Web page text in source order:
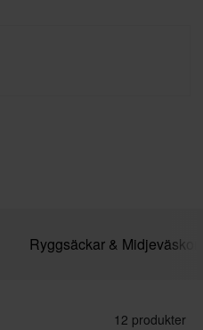
Ryggsäckar & Midjeväskor
12 produkter